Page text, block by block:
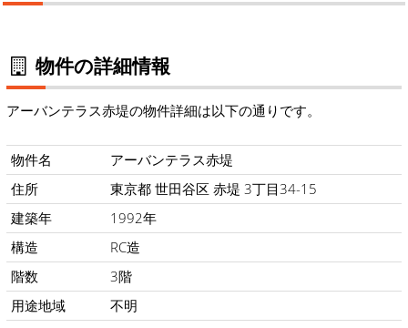
物件の詳細情報
アーバンテラス赤堤の物件詳細は以下の通りです。
物件名
アーバンテラス赤堤
住所
東京都 世田谷区 赤堤 3丁目34-15
建築年
1992年
構造
RC造
階数
3階
用途地域
不明